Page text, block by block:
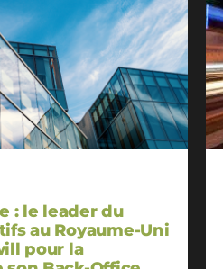
: le leader du
au Royaume-Uni
pour la